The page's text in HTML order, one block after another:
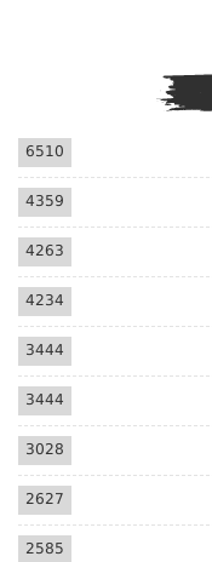
6510
4359
4263
4234
3444
3444
3028
2627
2585